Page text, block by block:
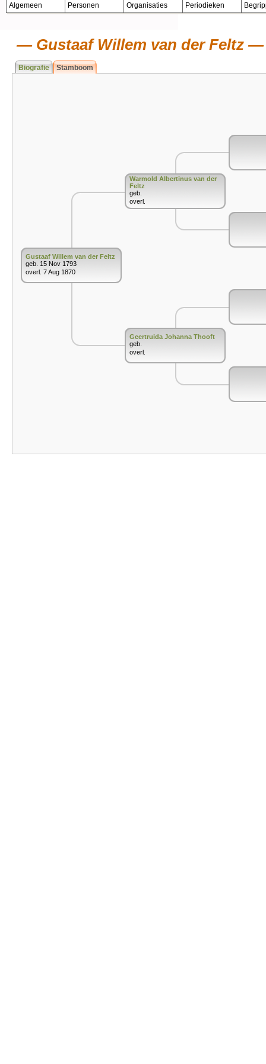
Algemeen Personen Organisaties Periodieken
Gustaaf Willem van der Feltz
Biografie Stamboom
Gustaaf Willem van der Feltz
geb. 15 Nov 1793
overl. 7 Aug 1870
Warmold Albertinus van der
Feltz
geb.
overl.
Geertruida Johanna Thooft
geb.
overl.